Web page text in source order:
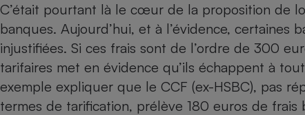
C’était pourtant là le cœur de la proposition de
banques. Aujourd’hui, et à l’évidence, certaines
injustifiées. Si ces frais sont de l’ordre de 300
tarifaires met en évidence qu’ils échappent à
exemple expliquer que le CCF (ex-HSBC), pas
termes de tarification, prélève 180 euros de
Plaque de cuisson à
Téléphone mobile -
Smartphone
Radiateur électrique